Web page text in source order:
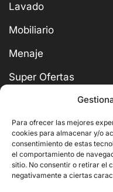
Para ofrecer las mejores
cookies para almacenar y/o
consentimiento de estas
el comportamiento de
sitio. No consentir o retirar el
negativamente a ciertas
Lavado
Mobiliario
Menaje
Super Ofertas